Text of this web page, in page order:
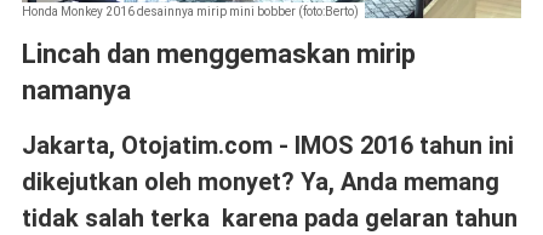
Honda Monkey 2016 desainnya mirip mini bobber (foto:Berto)
Lincah dan menggemaskan mirip
namanya
Jakarta, Otojatim.com - IMOS 2016 tahun ini
dikejutkan oleh monyet? Ya, Anda memang
tidak salah terka karena pada gelaran tahun